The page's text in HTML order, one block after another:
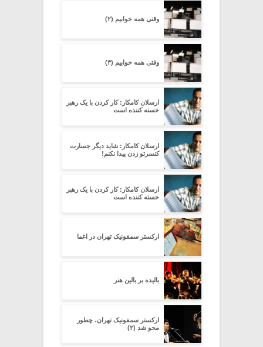
وقتی همه خوابیم (۲)
وقتی همه خوابیم (۳)
ارسلان کامکار: کار کردن با یک رهبر
خسته کننده است
ارسلان کامکار: شاید دیگر جسارت
کنسرتو زدن پیدا نکنم!
ارسلان کامکار: کار کردن با یک رهبر
خسته کننده است
ارکستر سمفونیک تهران در اغما
بالیده بر بالین هنر
ارکستر سمفونیک تهران، چطور
محو شد (۲)